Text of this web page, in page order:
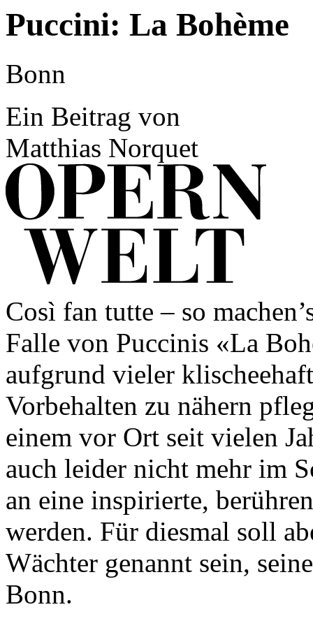
Puccini: La Bohème
Bonn
Ein Beitrag von
Matthias Norquet
Così fan tutte – so
Falle von Puccinis «La
aufgrund vieler
Vorbehalten zu nä­hern
einem vor Ort seit vielen
auch leider nicht mehr im
an eine inspirierte,
werden. Für diesmal soll
Wächter genannt sein,
Bonn.